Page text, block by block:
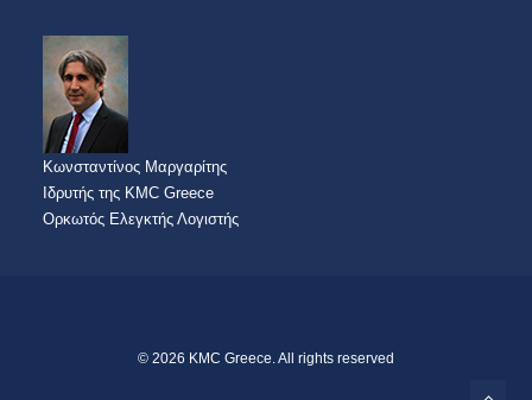
Κωνσταντίνος Μαργαρίτης
Ιδρυτής της KMC Greece
Ορκωτός Ελεγκτής Λογιστής
© 2026 KMC Greece. All rights reserved